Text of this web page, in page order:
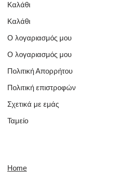
Καλάθι
Καλάθι
Ο λογαριασμός μου
Ο λογαριασμός μου
Πολιτική Απορρήτου
Πολιτική επιστροφών
Σχετικά με εμάς
Ταμείο
Home